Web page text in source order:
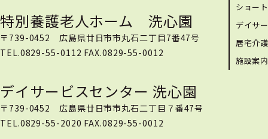
特別養護老人ホーム 洗心園
〒739-0452 広島県廿日市市丸石二丁目7番47号
TEL.0829-55-0112 FAX.0829-55-0012
デイサービスセンター 洗心園
〒739-0452 広島県廿日市市丸石二丁目７番47号
TEL.0829-55-2020 FAX.0829-55-0012
ショー
デイサ
居宅介
施設案